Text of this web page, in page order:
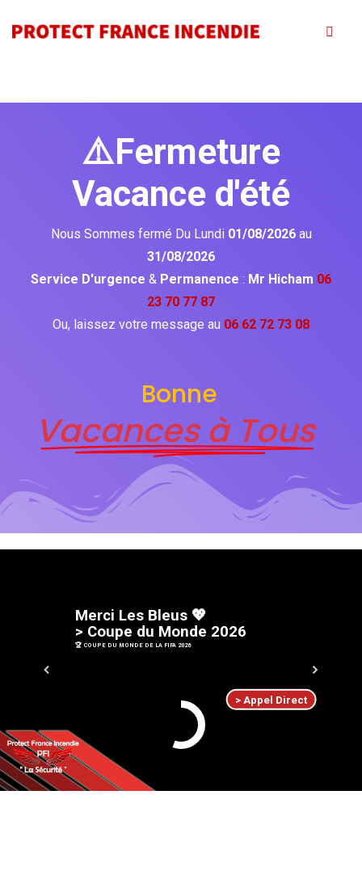
⚠️Fermeture
Vacance d'été
Nous Sommes fermé Du Lundi 01/08/2026 au
31/08/2026
Service D'urgence & Permanence : Mr Hicham 06
23 70 77 87
Ou, laissez votre message au 06 62 72 73 08
Bonne
Vacances à Tous
> Appel Direct
Merci Les B eus 💖
> Coupe du Monde 2026
🏆 COUPE DU MONDE DE LA FIFA 2026